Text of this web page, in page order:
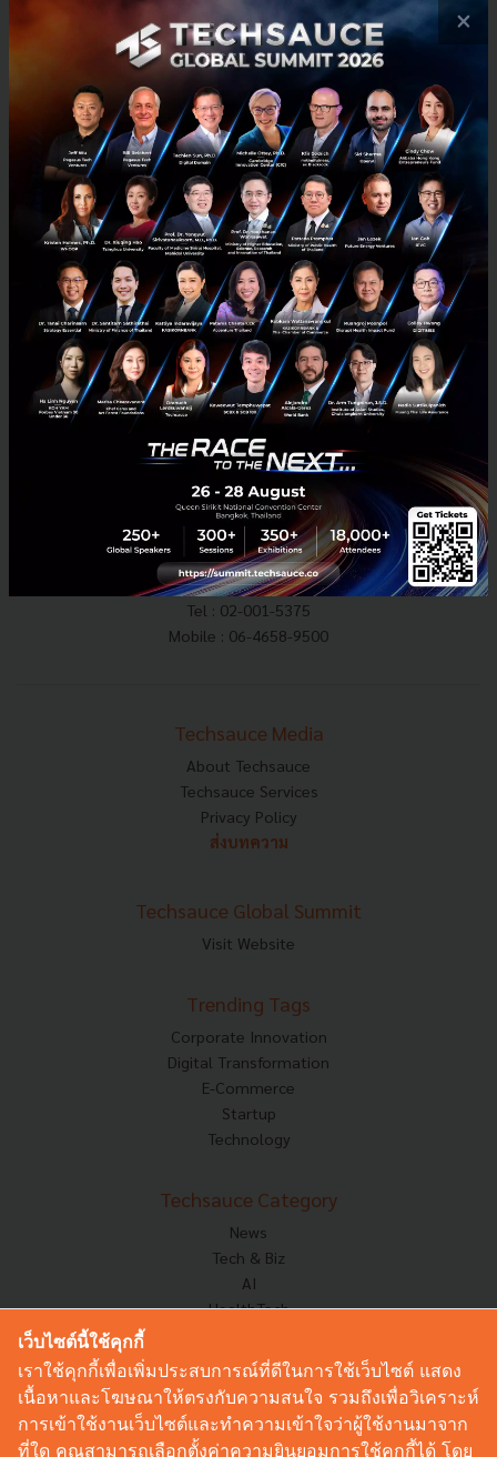
หัวหน้าจะสร้างความผูกพันพนักงานในช่วง Work from Home
ได้อย่างไร
หัวหน้าจะสร้างความผูกพันพนักงานในช่วง Work from Home ได้อย่างไร...
เมษายน 15, 2020| ByTechsauce Team
Tech & Biz Work from Home Employee engagement
E-mail :contact@techsauce.co
Tel : 02-001-5375
Mobile : 06-4658-9500
Techsauce Media
About Techsauce
Techsauce Services
Privacy Policy
ส่งบทความ
Techsauce Global Summit
Visit Website
Trending Tags
Corporate Innovation
Digital Transformation
E-Commerce
Startup
Technology
Techsauce Category
News
Tech & Biz
AI
HealthTech
Corp Innov
Saucy Thoughts
Based On
Sustainable
×
เว็บไซต์นี้ใช้คุกกี้
เราใช้คุกกี้เพื่อเพิ่มประสบการณ์ที่ดีในการใช้เว็บไซต์ แสดง
เนื้อหาและโฆษณาให้ตรงกับความสนใจ รวมถึงเพื่อวิเคราะห์
การเข้าใช้งานเว็บไซต์และทำความเข้าใจว่าผู้ใช้งานมาจาก
ที่ใด คุณสามารถเลือกตั้งค่าความยินยอมการใช้คุกกี้ได้ โดย